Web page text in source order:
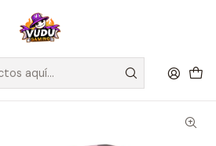
Envío GRATIS a Regiones sobre
Mayores a 18 La Previa - Español